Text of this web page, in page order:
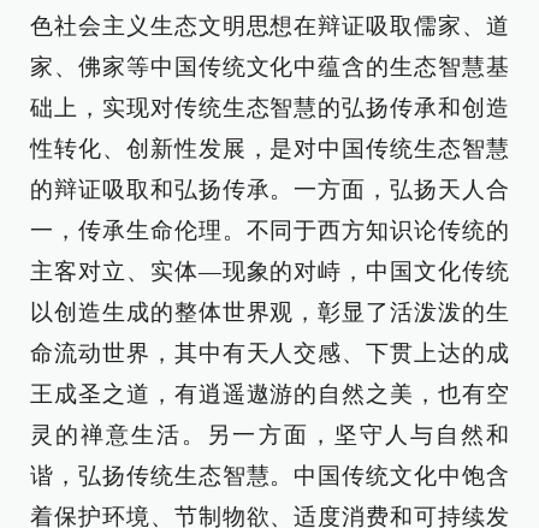
色社会主义生态文明思想在辩证吸取儒家、道
家、佛家等中国传统文化中蕴含的生态智慧基
础上，实现对传统生态智慧的弘扬传承和创造
性转化、创新性发展，是对中国传统生态智慧
的辩证吸取和弘扬传承。一方面，弘扬天人合
一，传承生命伦理。不同于西方知识论传统的
主客对立、实体—现象的对峙，中国文化传统
以创造生成的整体世界观，彰显了活泼泼的生
命流动世界，其中有天人交感、下贯上达的成
王成圣之道，有逍遥遨游的自然之美，也有空
灵的禅意生活。另一方面，坚守人与自然和
谐，弘扬传统生态智慧。中国传统文化中饱含
着保护环境、节制物欲、适度消费和可持续发